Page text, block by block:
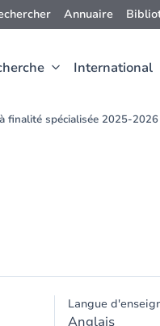
Annuaire
International
finalité spécialisée 2025-2026
Langue
Anglais